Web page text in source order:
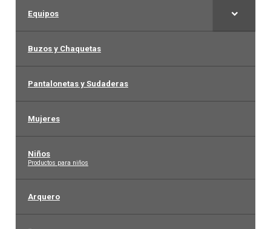
Equipos
Buzos y Chaquetas
Pantalonetas y Sudaderas
Mujeres
Niños
–
Productos para niños
Arquero